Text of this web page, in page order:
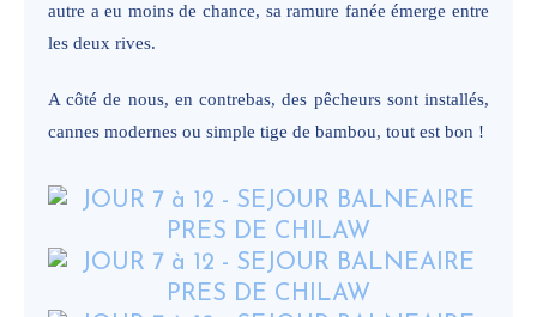
autre a eu moins de chance, sa ramure fanée émerge entre
les deux rives.
A côté de nous, en contrebas, des pêcheurs sont installés,
cannes modernes ou simple tige de bambou, tout est bon !